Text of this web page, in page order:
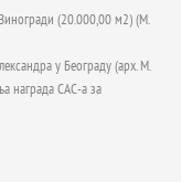
(20.000,00 м2) (М.
у Београду (арх. М.
награда САС-а за